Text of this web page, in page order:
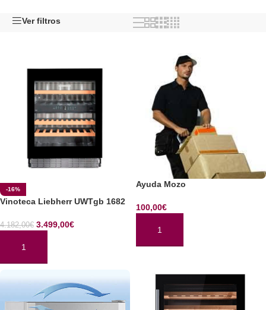
Ver filtros
-16%
Vinoteca Liebherr UWTgb 1682
4.182,00€ 3.499,00€
AÑADIR AL CARRITO
Ayuda Mozo
100,00€
AÑADIR AL CARRITO